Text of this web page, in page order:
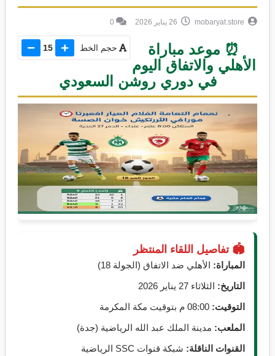
mobaryat.store
0
حجم الخط 15
⏰ موعد مباراة
الأهلي والاتفاق اليوم
في دوري روشن السعودي
🏟️ تفاصيل اللقاء المنتظر
المباراة: الأهلي ضد الاتفاق (الجولة 18)
التاريخ: الثلاثاء 27 يناير 2026
التوقيت:
الملعب: مدينة الملك عبد الله الرياضية (جدة)
القنوات الناقلة: شبكة قنوات SSC الرياضية